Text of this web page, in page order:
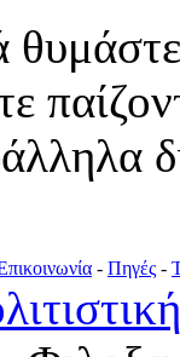
- Πηγές -